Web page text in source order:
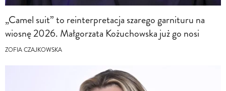
„Camel suit” to reinterpretacja szarego garnituru na
wiosnę 2026. Małgorzata Kożuchowska już go nosi
ZOFIA CZAJKOWSKA